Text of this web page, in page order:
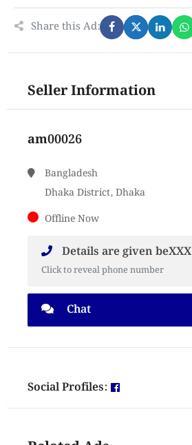
Share this Ad:
Seller Information
am00026
Bangladesh
Dhaka District, Dhaka
Offline Now
Details are given beXXX
Click to reveal phone number
Chat
Social Profiles: